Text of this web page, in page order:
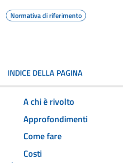
Normativa di riferimento
INDICE DELLA PAGINA
A chi è rivolto
Approfondimenti
Come fare
Costi